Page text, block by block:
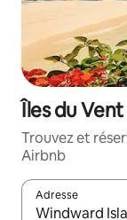
Îles du
Trouvez et
Airbnb
Adresse
Lorsque les